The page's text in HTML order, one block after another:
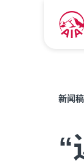
新闻稿
“